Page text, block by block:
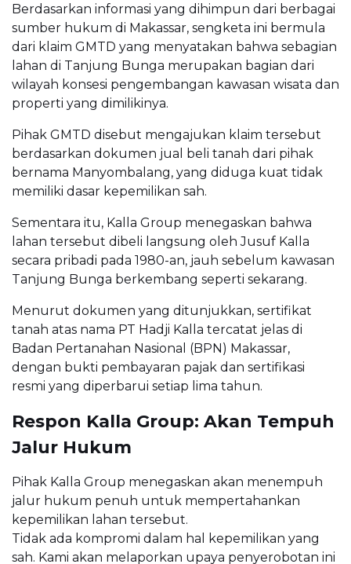
Berdasarkan informasi yang dihimpun dari berbagai
sumber hukum di Makassar, sengketa ini bermula
dari klaim GMTD yang menyatakan bahwa sebagian
lahan di Tanjung Bunga merupakan bagian dari
wilayah konsesi pengembangan kawasan wisata dan
properti yang dimilikinya.
Pihak GMTD disebut mengajukan klaim tersebut
berdasarkan dokumen jual beli tanah dari pihak
bernama Manyombalang, yang diduga kuat tidak
memiliki dasar kepemilikan sah.
Sementara itu, Kalla Group menegaskan bahwa
lahan tersebut dibeli langsung oleh Jusuf Kalla
secara pribadi pada 1980-an, jauh sebelum kawasan
Tanjung Bunga berkembang seperti sekarang.
Menurut dokumen yang ditunjukkan, sertifikat
tanah atas nama PT Hadji Kalla tercatat jelas di
Badan Pertanahan Nasional (BPN) Makassar,
dengan bukti pembayaran pajak dan sertifikasi
resmi yang diperbarui setiap lima tahun.
Respon Kalla Group: Akan Tempuh
Jalur Hukum
Pihak Kalla Group menegaskan akan menempuh
jalur hukum penuh untuk mempertahankan
kepemilikan lahan tersebut.
Tidak ada kompromi dalam hal kepemilikan yang
sah. Kami akan melaporkan upaya penyerobotan ini